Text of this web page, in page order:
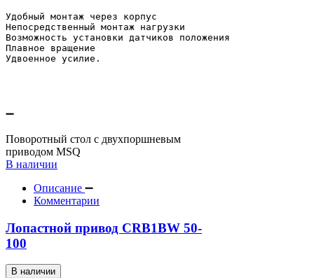
Удобный монтаж через корпус
Непосредственный монтаж нагрузки
Возможность установки датчиков положения
Плавное вращение
Удвоенное усилие.
Поворотный стол с двухпоршневым
приводом MSQ
В наличии
Описание
Комментарии
Лопастной привод CRB1BW 50-
100
В наличии